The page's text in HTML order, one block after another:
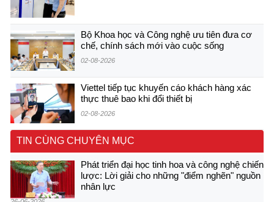
Bộ Khoa học và Công nghệ ưu tiên đưa cơ
chế, chính sách mới vào cuộc sống
02-08-2026
Viettel tiếp tục khuyến cáo khách hàng xác
thực thuê bao khi đổi thiết bị
02-08-2026
TIN CÙNG CHUYÊN MỤC
Phát triển đại học tinh hoa và công nghệ chiến
lược: Lời giải cho những "điểm nghẽn" nguồn
nhân lực